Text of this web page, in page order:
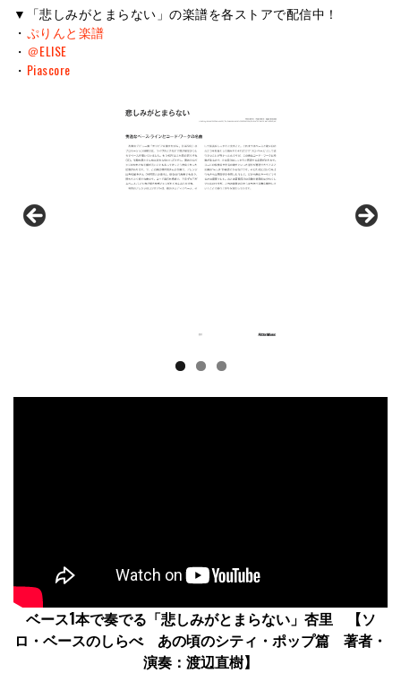
▼「悲しみがとまらない」の楽譜を各ストアで配信中！
・ ぷりんと楽譜
・ ＠ELISE
・ Piascore
ベース1本で奏でる「悲しみがとまらない」杏里 【ソ
ロ・ベースのしらべ あの頃のシティ・ポップ篇 著者・
演奏：渡辺直樹】